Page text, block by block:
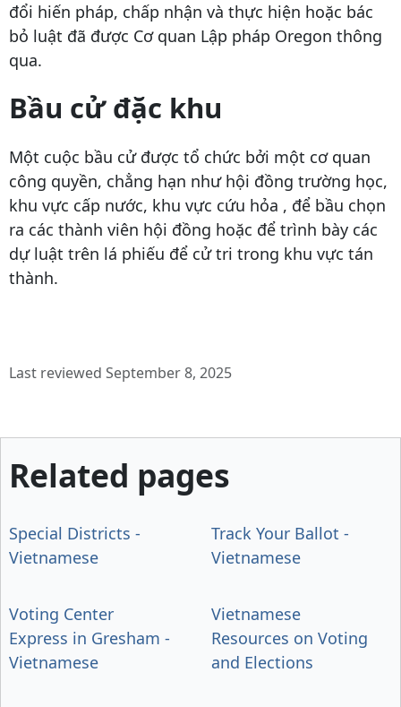
đổi hiến pháp, chấp nhận và thực hiện hoặc bác
bỏ luật đã được Cơ quan Lập pháp Oregon thông
qua.
Bầu cử đặc khu
Một cuộc bầu cử được tổ chức bởi một cơ quan
công quyền, chẳng hạn như hội đồng trường học,
khu vực cấp nước, khu vực cứu hỏa , để bầu chọn
ra các thành viên hội đồng hoặc để trình bày các
dự luật trên lá phiếu để cử tri trong khu vực tán
thành.
Last reviewed September 8, 2025
Related pages
Special Districts -
Vietnamese
Track Your Ballot -
Vietnamese
Voting Center
Express in Gresham -
Vietnamese
Vietnamese
Resources on Voting
and Elections